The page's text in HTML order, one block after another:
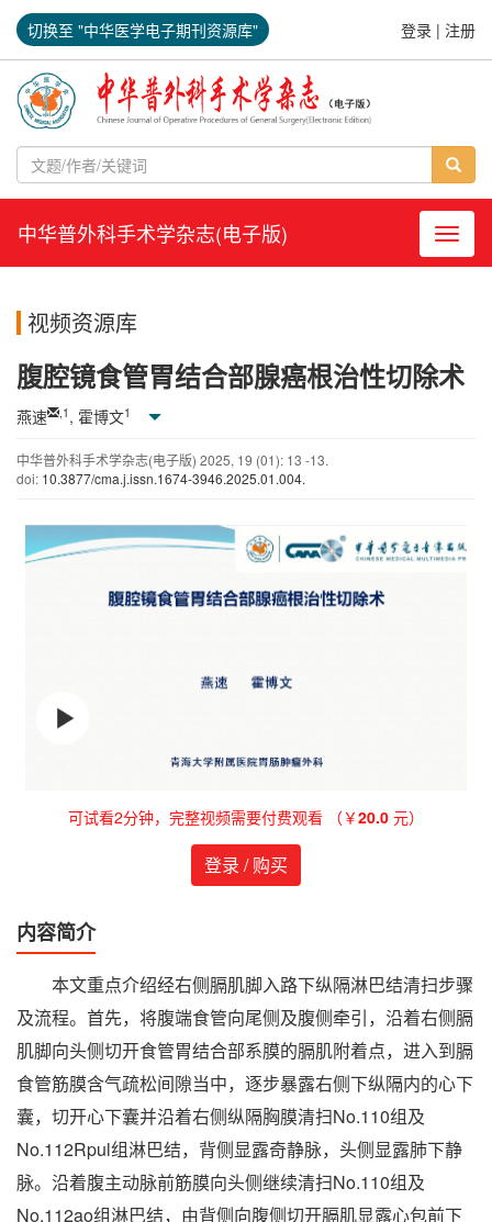
切换至 "中华医学电子期刊资源库" 登录 | 注册
导航
中华普外科手术学杂志(电子版)
视频资源库
腹腔镜食管胃结合部腺癌根治性切除术
燕速 1 , 霍博文1
中华普外科手术学杂志(电子版) 2025, 19 (01): 13 -13.
doi: 10.3877/cma.j.issn.1674-3946.2025.01.004.
可试看2分钟，完整视频需要付费观看 （￥20.0 元）
登录 / 购买
内容简介
本文重点介绍经右侧膈肌脚入路下纵隔淋巴结清扫步骤
及流程。首先，将腹端食管向尾侧及腹侧牵引，沿着右侧膈
肌脚向头侧切开食管胃结合部系膜的膈肌附着点，进入到膈
食管筋膜含气疏松间隙当中，逐步暴露右侧下纵隔内的心下
囊，切开心下囊并沿着右侧纵隔胸膜清扫No.110组及
No.112Rpul组淋巴结，背侧显露奇静脉，头侧显露肺下静
脉。沿着腹主动脉前筋膜向头侧继续清扫No.110组及
No.112ao组淋巴结，由背侧向腹侧切开膈肌显露心包前下